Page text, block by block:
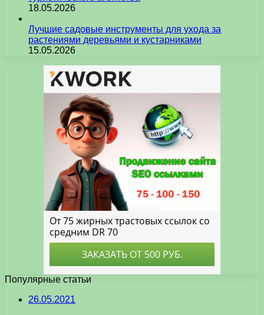
18.05.2026
Лучшие садовые инструменты для ухода за
растениями деревьями и кустарниками
15.05.2026
Популярные статьи
26.05.2021